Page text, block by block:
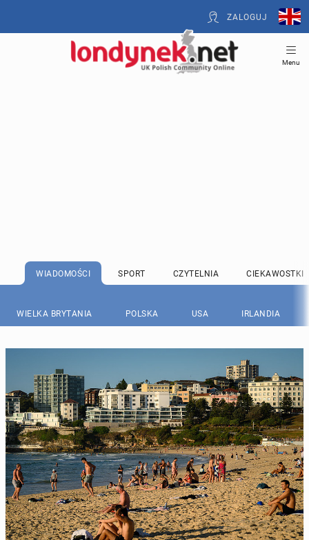
ZALOGUJ
Menu
WIADOMOŚCI SPORT CZYTELNIA CIEKAWOSTKI
WIELKA BRYTANIA POLSKA USA IRLANDIA